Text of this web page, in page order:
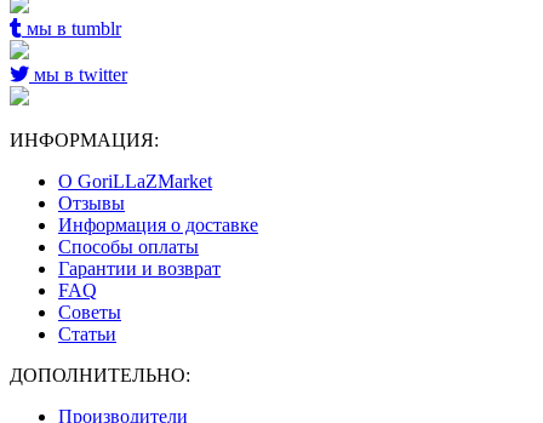
мы в tumblr
мы в twitter
ИНФОРМАЦИЯ:
О GoriLLaZMarket
Отзывы
Информация о доставке
Способы оплаты
Гарантии и возврат
FAQ
Советы
Статьи
ДОПОЛНИТЕЛЬНО:
Производители